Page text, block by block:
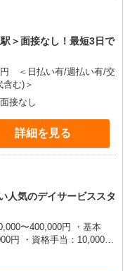
＞面接なし！最短3日で
円 ＜日払い有/週払い有/交
む)＞
接なし
詳細を見る
気のデイサービススタ
〜400,000円 ・基本
円 ・資格手当：10,000〜
〜70,000円 ・処遇改
円（勤続年数、保有資格